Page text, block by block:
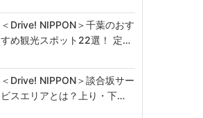
＜Drive! NIPPON＞千葉のおす
すめ観光スポット22選！ 定…
＜Drive! NIPPON＞談合坂サー
ビスエリアとは？上り・下…